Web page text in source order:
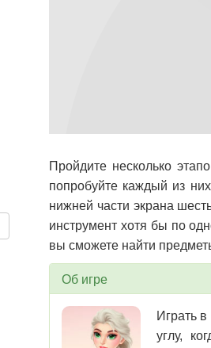
Пройдите несколько
попробуйте каждый из
нижней части экрана
инструмент хотя бы по
вы сможете найти
Об игре
Играть
углу,